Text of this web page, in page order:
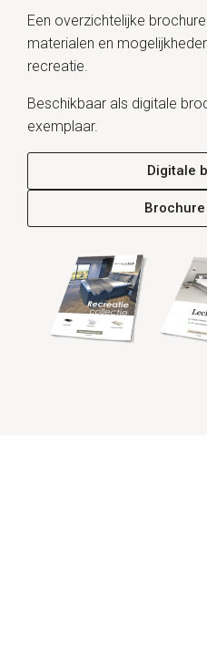
Een overzichtelijke
materialen en
recreatie.
Beschikbaar als digitale
exemplaar.
Digitale